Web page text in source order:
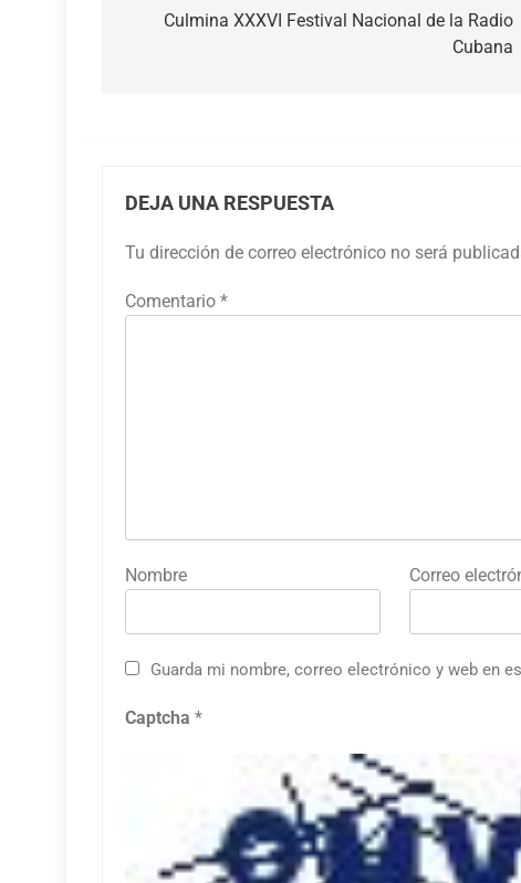
Culmina XXXVI Festival Nacional de la Radio
Cubana
DEJA UNA RESPUESTA
Tu dirección de correo electrónico no será
Comentario *
Nombre Correo
Guarda mi nombre, correo electrónico y web en
Captcha *